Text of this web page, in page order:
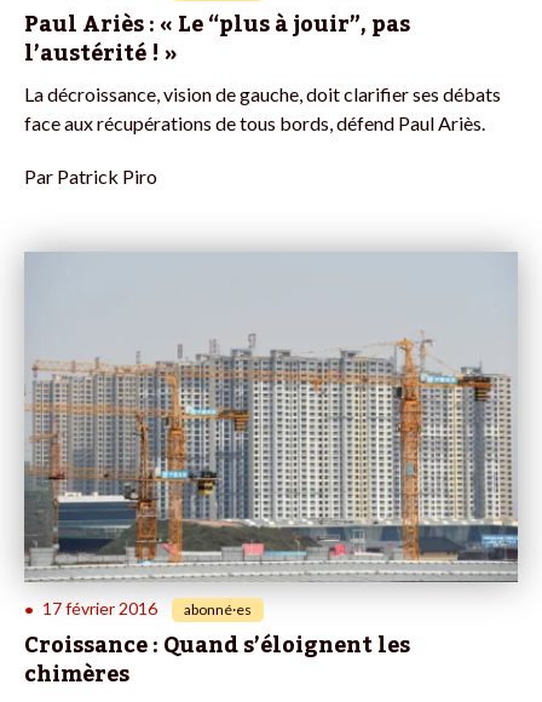
Paul Ariès : « Le “plus à jouir”, pas
l’austérité ! »
La décroissance, vision de gauche, doit clarifier ses débats
face aux récupérations de tous bords, défend Paul Ariès.
Par Patrick Piro
• 17 février 2016 abonné·es
Croissance : Quand s’éloignent les
chimères